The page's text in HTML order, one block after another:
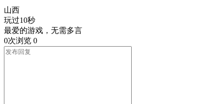
山西
玩过10秒
最爱的游戏，无需多言
0次浏览 0